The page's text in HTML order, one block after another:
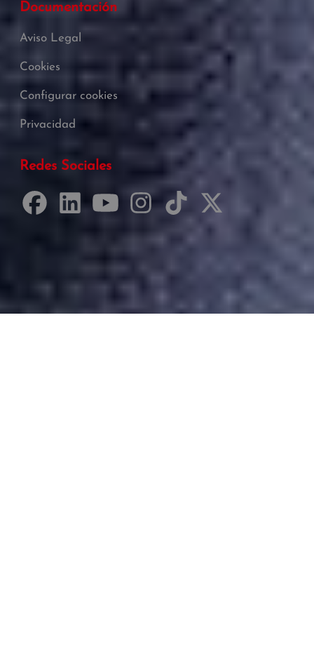
Documentación
Aviso Legal
Cookies
Configurar cookies
Privacidad
Redes Sociales